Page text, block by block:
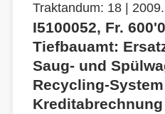
Traktandum: 18 |
I5100052, Fr.
Tiefbauamt:
Saug- und
Recycling-